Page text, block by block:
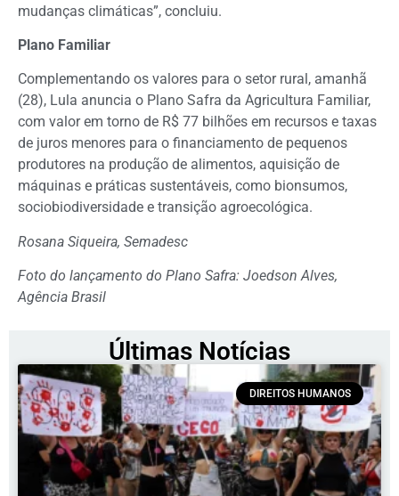
mudanças climáticas”, concluiu.
Plano Familiar
Complementando os valores para o setor rural, amanhã
(28), Lula anuncia o Plano Safra da Agricultura Familiar,
com valor em torno de R$ 77 bilhões em recursos e taxas
de juros menores para o financiamento de pequenos
produtores na produção de alimentos, aquisição de
máquinas e práticas sustentáveis, como bionsumos,
sociobiodiversidade e transição agroecológica.
Rosana Siqueira, Semadesc
Foto do lançamento do Plano Safra: Joedson Alves,
Agência Brasil
Últimas Notícias
DIREITOS HUMANOS